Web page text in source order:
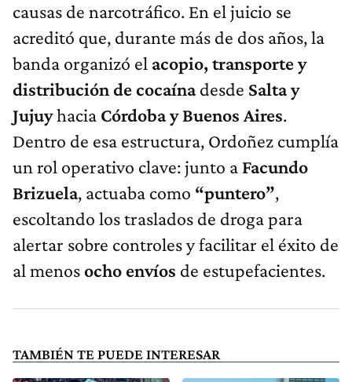
causas de narcotráfico. En el juicio se
acreditó que, durante más de dos años, la
banda organizó el acopio, transporte y
distribución de cocaínadesde Salta y
Jujuyhacia Córdoba y Buenos Aires.
Dentro de esa estructura, Ordoñez cumplía
un rol operativo clave: junto a Facundo
Brizuela, actuaba como “puntero”,
escoltando los traslados de droga para
alertar sobre controles y facilitar el éxito de
al menosocho envíos de estupefacientes.
TAMBIÉN TE PUEDE INTERESAR